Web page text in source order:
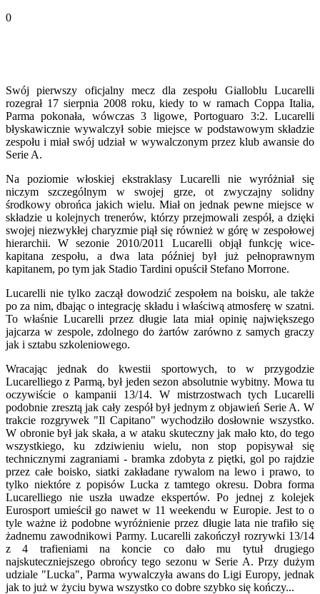
0
Swój pierwszy oficjalny mecz dla zespołu Gialloblu Lucarelli
rozegrał 17 sierpnia 2008 roku, kiedy to w ramach Coppa Italia,
Parma pokonała, wówczas 3 ligowe, Portoguaro 3:2. Lucarelli
błyskawicznie wywalczył sobie miejsce w podstawowym składzie
zespołu i miał swój udział w wywalczonym przez klub awansie do
Serie A.
Na poziomie włoskiej ekstraklasy Lucarelli nie wyróżniał się
niczym szczególnym w swojej grze, ot zwyczajny solidny
środkowy obrońca jakich wielu. Miał on jednak pewne miejsce w
składzie u kolejnych trenerów, którzy przejmowali zespół, a dzięki
swojej niezwykłej charyzmie piął się również w górę w zespołowej
hierarchii. W sezonie 2010/2011 Lucarelli objął funkcję wice-
kapitana zespołu, a dwa lata później był już pełnoprawnym
kapitanem, po tym jak Stadio Tardini opuścił Stefano Morrone.
Lucarelli nie tylko zaczął dowodzić zespołem na boisku, ale także
po za nim, dbając o integrację składu i właściwą atmosferę w szatni.
To właśnie Lucarelli przez długie lata miał opinię największego
jajcarza w zespole, zdolnego do żartów zarówno z samych graczy
jak i sztabu szkoleniowego.
Wracając jednak do kwestii sportowych, to w przygodzie
Lucarelliego z Parmą, był jeden sezon absolutnie wybitny. Mowa tu
oczywiście o kampanii 13/14. W mistrzostwach tych Lucarelli
podobnie zresztą jak cały zespół był jednym z objawień Serie A. W
trakcie rozgrywek "Il Capitano" wychodziło dosłownie wszystko.
W obronie był jak skała, a w ataku skuteczny jak mało kto, do tego
wszystkiego, ku zdziwieniu wielu, non stop popisywał się
technicznymi zagraniami - bramka zdobyta z piętki, gol po rajdzie
przez całe boisko, siatki zakładane rywalom na lewo i prawo, to
tylko niektóre z popisów Lucka z tamtego okresu. Dobra forma
Lucarelliego nie uszła uwadze ekspertów. Po jednej z kolejek
Eurosport umieścił go nawet w 11 weekendu w Europie. Jest to o
tyle ważne iż podobne wyróżnienie przez długie lata nie trafiło się
żadnemu zawodnikowi Parmy. Lucarelli zakończył rozrywki 13/14
z 4 trafieniami na koncie co dało mu tytuł drugiego
najskuteczniejszego obrońcy tego sezonu w Serie A. Przy dużym
udziale "Lucka", Parma wywalczyła awans do Ligi Europy, jednak
jak to już w życiu bywa wszystko co dobre szybko się kończy...